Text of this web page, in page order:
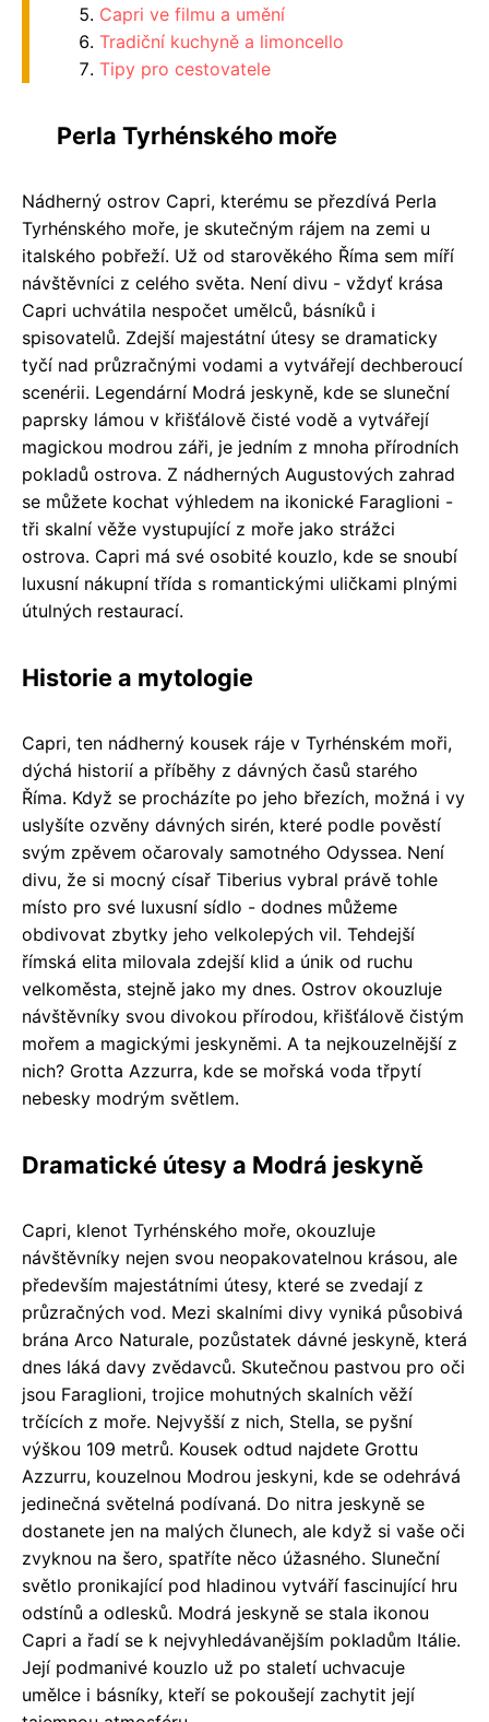
Capri ve filmu a umění
Tradiční kuchyně a limoncello
Tipy pro cestovatele
Perla Tyrhénského moře
Nádherný ostrov Capri, kterému se přezdívá Perla
Tyrhénského moře, je skutečným rájem na zemi u
italského pobřeží. Už od starověkého Říma sem míří
návštěvníci z celého světa. Není divu - vždyť krása
Capri uchvátila nespočet umělců, básníků i
spisovatelů. Zdejší majestátní útesy se dramaticky
tyčí nad průzračnými vodami a vytvářejí dechberoucí
scenérii. Legendární Modrá jeskyně, kde se sluneční
paprsky lámou v křišťálově čisté vodě a vytvářejí
magickou modrou záři, je jedním z mnoha přírodních
pokladů ostrova. Z nádherných Augustových zahrad
se můžete kochat výhledem na ikonické Faraglioni -
tři skalní věže vystupující z moře jako strážci
ostrova. Capri má své osobité kouzlo, kde se snoubí
luxusní nákupní třída s romantickými uličkami plnými
útulných restaurací.
Historie a mytologie
Capri, ten nádherný kousek ráje v Tyrhénském moři,
dýchá historií a příběhy z dávných časů starého
Říma. Když se procházíte po jeho březích, možná i vy
uslyšíte ozvěny dávných sirén, které podle pověstí
svým zpěvem očarovaly samotného Odyssea. Není
divu, že si mocný císař Tiberius vybral právě tohle
místo pro své luxusní sídlo - dodnes můžeme
obdivovat zbytky jeho velkolepých vil. Tehdejší
římská elita milovala zdejší klid a únik od ruchu
velkoměsta, stejně jako my dnes. Ostrov okouzluje
návštěvníky svou divokou přírodou, křišťálově čistým
mořem a magickými jeskyněmi. A ta nejkouzelnější z
nich? Grotta Azzurra, kde se mořská voda třpytí
nebesky modrým světlem.
Dramatické útesy a Modrá jeskyně
Capri, klenot Tyrhénského moře, okouzluje
návštěvníky nejen svou neopakovatelnou krásou, ale
především majestátními útesy, které se zvedají z
průzračných vod. Mezi skalními divy vyniká působivá
brána Arco Naturale, pozůstatek dávné jeskyně, která
dnes láká davy zvědavců. Skutečnou pastvou pro oči
jsou Faraglioni, trojice mohutných skalních věží
trčících z moře. Nejvyšší z nich, Stella, se pyšní
výškou 109 metrů. Kousek odtud najdete Grottu
Azzurru, kouzelnou Modrou jeskyni, kde se odehrává
jedinečná světelná podívaná. Do nitra jeskyně se
dostanete jen na malých člunech, ale když si vaše oči
zvyknou na šero, spatříte něco úžasného. Sluneční
světlo pronikající pod hladinou vytváří fascinující hru
odstínů a odlesků. Modrá jeskyně se stala ikonou
Capri a řadí se k nejvyhledávanějším pokladům Itálie.
Její podmanivé kouzlo už po staletí uchvacuje
umělce i básníky, kteří se pokoušejí zachytit její